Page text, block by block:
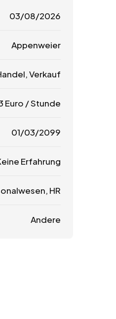
03/08/2026
Appenweier
Verkauf
Euro / Stunde
01/03/2099
Erfahrung
HR
Andere